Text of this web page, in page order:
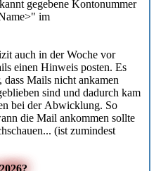
gegebene Kontonummer
im
auch in der Woche vor
einen Hinweis posten. Es
Mails nicht ankamen
sind und dadurch kam
bei der Abwicklung. So
die Mail ankommen sollte
(ist zumindest